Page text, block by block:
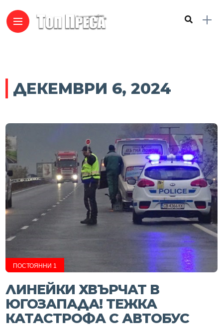
ДЕКЕМВРИ 6, 2024
ПОСТОЯННИ 1
ЛИНЕЙКИ ХВЪРЧАТ В
ЮГОЗАПАДА! ТЕЖКА
КАТАСТРОФА С АВТОБУС